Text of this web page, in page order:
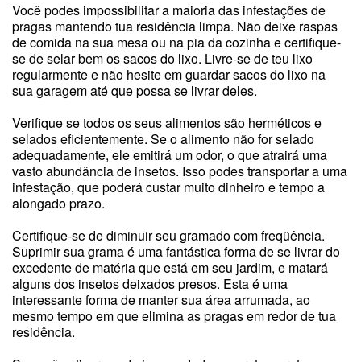
Você podes impossibilitar a maioria das infestações de
pragas mantendo tua residência limpa. Não deixe raspas
de comida na sua mesa ou na pia da cozinha e certifique-
se de selar bem os sacos do lixo. Livre-se de teu lixo
regularmente e não hesite em guardar sacos do lixo na
sua garagem até que possa se livrar deles.
Verifique se todos os seus alimentos são herméticos e
selados eficientemente. Se o alimento não for selado
adequadamente, ele emitirá um odor, o que atrairá uma
vasto abundância de insetos. Isso podes transportar a uma
infestação, que poderá custar muito dinheiro e tempo a
alongado prazo.
Certifique-se de diminuir seu gramado com freqüência.
Suprimir sua grama é uma fantástica forma de se livrar do
excedente de matéria que está em seu jardim, e matará
alguns dos insetos deixados presos. Esta é uma
interessante forma de manter sua área arrumada, ao
mesmo tempo em que elimina as pragas em redor de tua
residência.